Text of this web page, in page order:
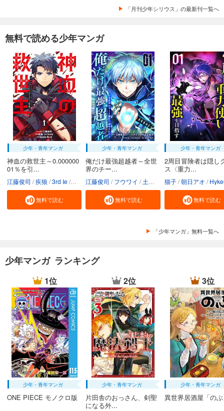
「月刊少年シリウス」の最新刊一覧へ
無料で読める少年マンガ
少年・青年マンガ
神血の救世主～0.000000
01％を引...
江藤俊司 疾狼 3rd Ie Studio No.9
無料で読む
少年・青年マンガ
俺だけ最強超越者～全世
界のチー...
江藤俊司 フウワイ 土田健太 3rd Ie maruco
無料で読む
少年・青年マンガ
2周目冒険者は隠し
ス〈重力...
猫子 朝日アオ
無料で読む
「少年マンガ」無料一覧へ
少年マンガ ランキング
1位
少年・青年マンガ
ONE PIECE モノクロ版
2位
少年・青年マンガ
片田舎のおっさん、剣聖
になる外...
3位
少年・青年マンガ
異世界居酒屋「の